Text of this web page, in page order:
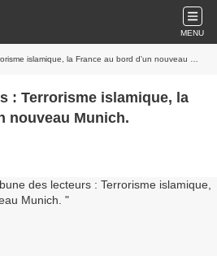
MENU
islamique, la France au bord d'un nouveau Munich.
: Terrorisme islamique, la
nouveau Munich.